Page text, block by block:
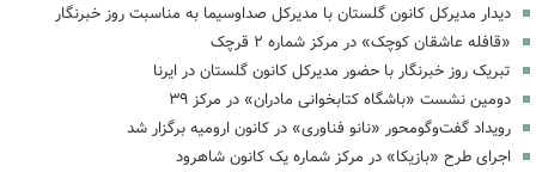
دیدار مدیرکل کانون گلستان با مدیرکل صداوسیما به مناسبت روز خبرنگار
«قافله عاشقان کوچک» در مرکز شماره ۲ قرچک
تبریک روز خبرنگار با حضور مدیرکل کانون گلستان در ایرنا
دومین نشست «باشگاه کتابخوانی مادران» در مرکز ۳۹
رویداد گفت‌وگومحور «نانو فناوری» در کانون ارومیه برگزار شد
اجرای طرح «بازیکا» در مرکز شماره یک کانون شاهرود